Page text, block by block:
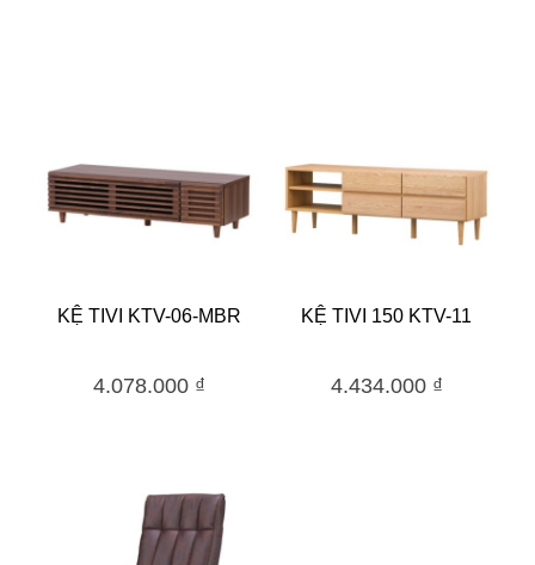
KỆ TIVI KTV-06-MBR
4.078.000 ₫
KỆ TIVI 150 KTV-11
4.434.000 ₫